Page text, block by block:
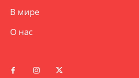
В мире
О нас